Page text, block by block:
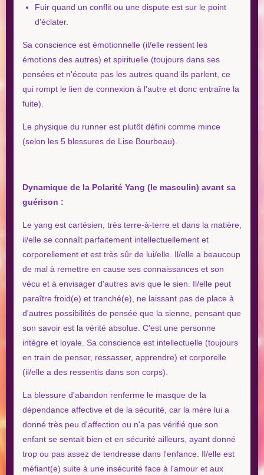
Fuir quand un conflit ou une dispute est sur le point
d'éclater.
Sa conscience est émotionnelle (il/elle ressent les
émotions des autres) et spirituelle (toujours dans ses
pensées et n'écoute pas les autres quand ils parlent, ce
qui rompt le lien de connexion à l'autre et donc entraîne la
fuite).
Le physique du runner est plutôt défini comme mince
(selon les 5 blessures de Lise Bourbeau).
Dynamique de la Polarité Yang (le masculin) avant sa
guérison :
Le yang est cartésien, très terre-à-terre et dans la matière,
il/elle se connaît parfaitement intellectuellement et
corporellement et est très sûr de lui/elle. Il/elle a beaucoup
de mal à remettre en cause ses connaissances et son
vécu et à envisager d'autres avis que le sien. Il/elle peut
paraître froid(e) et tranché(e), ne laissant pas de place à
d'autres possibilités de pensée que la sienne, pensant que
son savoir est la vérité absolue. C'est une personne
intègre et loyale. Sa conscience est intellectuelle (toujours
en train de penser, ressasser, apprendre) et corporelle
(il/elle a des ressentis dans son corps).
La blessure d'abandon renferme le masque de la
dépendance affective et de la sécurité, car la mère lui a
donné très peu d'affection ou n'a pas vérifié que son
enfant se sentait bien et en sécurité ailleurs, ayant donné
trop ou pas assez de tendresse dans l'enfance. Il/elle est
méfiant(e) suite à une insécurité face à l'amour et aux